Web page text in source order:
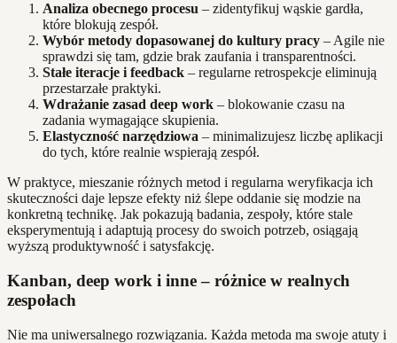
Analiza obecnego procesu – zidentyfikuj wąskie gardła,
które blokują zespół.
Wybór metody dopasowanej do kultury pracy – Agile nie
sprawdzi się tam, gdzie brak zaufania i transparentności.
Stałe iteracje i feedback – regularne retrospekcje eliminują
przestarzałe praktyki.
Wdrażanie zasad deep work – blokowanie czasu na
zadania wymagające skupienia.
Elastyczność narzędziowa – minimalizujesz liczbę aplikacji
do tych, które realnie wspierają zespół.
W praktyce, mieszanie różnych metod i regularna weryfikacja ich
skuteczności daje lepsze efekty niż ślepe oddanie się modzie na
konkretną technikę. Jak pokazują badania, zespoły, które stale
eksperymentują i adaptują procesy do swoich potrzeb, osiągają
wyższą produktywność i satysfakcję.
Kanban, deep work i inne – różnice w realnych
zespołach
Nie ma uniwersalnego rozwiązania. Każda metoda ma swoje atuty i